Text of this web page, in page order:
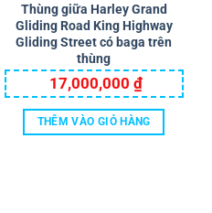
Thùng giữa Harley Grand
Gliding Road King Highway
Gliding Street có baga trên
thùng
17,000,000₫
THÊM VÀO GIỎ HÀNG